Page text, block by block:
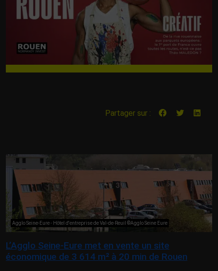
Partager sur :
Agglo Seine-Eure - Hôtel d'entreprise de Val-de-Reuil ©Agglo Seine Eure
L’Agglo Seine-Eure met en vente un site
économique de 3 614 m² à 20 min de Rouen